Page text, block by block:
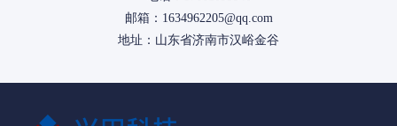
邮箱：1634962205@qq.com
地址：山东省济南市汉峪金谷